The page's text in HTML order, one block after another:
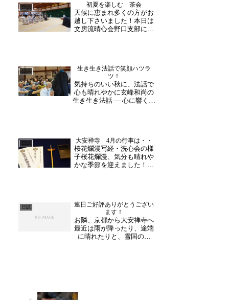
外の多くの方から大人気の
「玄峰和尚の生き生き法
話」がお勧めです。世代を
問...
日誌 初夏を楽しむ 茶会
天候に恵まれ多くの方がお
越し下さいました！本日は
文房流晴心会野口支部によ
るだけでなく、生けられた
お花についてお話されてい
る姿がよく見られました。
副...
日誌
生き生き法話で笑顔ハツラ
ツ！
気持ちのいい秋に、法話で
心も晴れやかに玄峰和尚の
生き生き法話 ― 心に響くひ
今日も金沢からのお客様を
お迎えし、法話の時間をお
楽しみいただきました。
は...
日誌 大安禅寺 4月の行事は・・
桜花爛漫写経・洗心会の様
子桜花爛漫、気分も晴れや
かな季節を迎えました！毎
静かな山寺にてゆっくり自
分だけの時間をすごしては
いかがですか。《金曜坐
禅...
日誌
連日ご好評ありがとうござい
ます！
お隣、京都から大安禅寺へ
最近は雨が降ったり、途端
に晴れたりと、雪国の北
様、お身体ご自愛ください